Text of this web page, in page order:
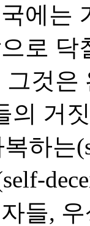
에는
로 닥
그것
의 거
하는
들,